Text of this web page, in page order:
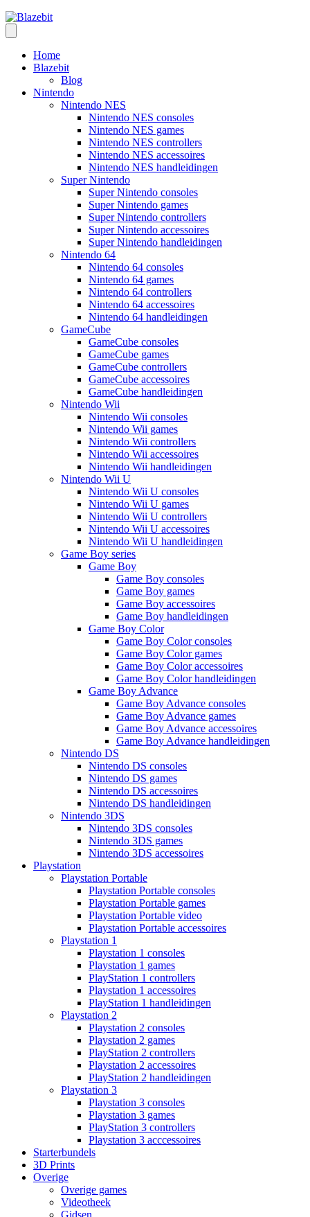
Home
Blazebit
Blog
Nintendo
Nintendo NES
Nintendo NES consoles
Nintendo NES games
Nintendo NES controllers
Nintendo NES accessoires
Nintendo NES handleidingen
Super Nintendo
Super Nintendo consoles
Super Nintendo games
Super Nintendo controllers
Super Nintendo accessoires
Super Nintendo handleidingen
Nintendo 64
Nintendo 64 consoles
Nintendo 64 games
Nintendo 64 controllers
Nintendo 64 accessoires
Nintendo 64 handleidingen
GameCube
GameCube consoles
GameCube games
GameCube controllers
GameCube accessoires
GameCube handleidingen
Nintendo Wii
Nintendo Wii consoles
Nintendo Wii games
Nintendo Wii controllers
Nintendo Wii accessoires
Nintendo Wii handleidingen
Nintendo Wii U
Nintendo Wii U consoles
Nintendo Wii U games
Nintendo Wii U controllers
Nintendo Wii U accessoires
Nintendo Wii U handleidingen
Game Boy series
Game Boy
Game Boy consoles
Game Boy games
Game Boy accessoires
Game Boy handleidingen
Game Boy Color
Game Boy Color consoles
Game Boy Color games
Game Boy Color accessoires
Game Boy Color handleidingen
Game Boy Advance
Game Boy Advance consoles
Game Boy Advance games
Game Boy Advance accessoires
Game Boy Advance handleidingen
Nintendo DS
Nintendo DS consoles
Nintendo DS games
Nintendo DS accessoires
Nintendo DS handleidingen
Nintendo 3DS
Nintendo 3DS consoles
Nintendo 3DS games
Nintendo 3DS accessoires
Playstation
Playstation Portable
Playstation Portable consoles
Playstation Portable games
Playstation Portable video
Playstation Portable accessoires
Playstation 1
Playstation 1 consoles
Playstation 1 games
PlayStation 1 controllers
Playstation 1 accessoires
PlayStation 1 handleidingen
Playstation 2
Playstation 2 consoles
Playstation 2 games
PlayStation 2 controllers
Playstation 2 accessoires
PlayStation 2 handleidingen
Playstation 3
Playstation 3 consoles
Playstation 3 games
PlayStation 3 controllers
Playstation 3 acccessoires
Starterbundels
3D Prints
Overige
Overige games
Videotheek
Gidsen